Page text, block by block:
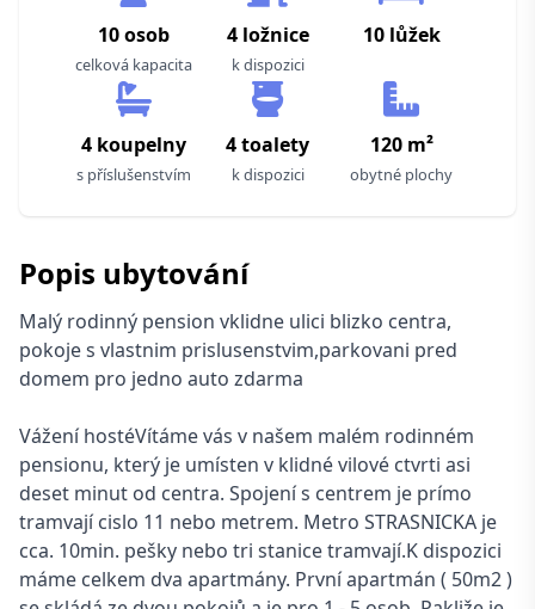
10 osob
celková kapacita
4 ložnice
k dispozici
10 lůžek
4 koupelny
s příslušenstvím
4 toalety
k dispozici
120 m²
obytné plochy
Popis ubytování
Malý rodinný pension vklidne ulici blizko centra,
pokoje s vlastnim prislusenstvim,parkovani pred
domem pro jedno auto zdarma
Vážení hostéVítáme vás v našem malém rodinném
pensionu, který je umísten v klidné vilové ctvrti asi
deset minut od centra. Spojení s centrem je prímo
tramvají cislo 11 nebo metrem. Metro STRASNICKA je
cca. 10min. pešky nebo tri stanice tramvají.K dispozici
máme celkem dva apartmány. První apartmán ( 50m2 )